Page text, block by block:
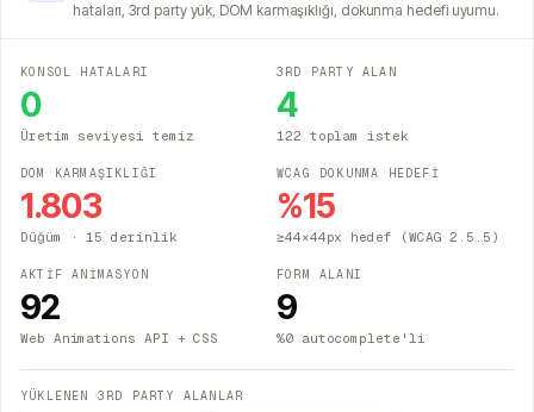
hataları, 3rd party yük, DOM karmaşıklığı, dokunma hedefi uyumu.
KONSOL HATALARI
0
Üretim seviyesi temiz
3RD PARTY ALAN
4
122 toplam istek
DOM KARMAŞIKLIĞI
1.803
Düğüm · 15 derinlik
WCAG DOKUNMA HEDEFİ
%15
≥44×44px hedef (WCAG 2.5.5)
AKTİF ANİMASYON
92
Web Animations API + CSS
FORM ALANI
9
%0 autocomplete'li
YÜKLENEN 3RD PARTY ALANLAR